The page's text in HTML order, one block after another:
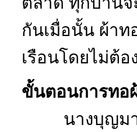
กันเมื่อนั้น ผ้าท
เรือนโดยไม่ต้
ขั้นตอนการท
นางบุญม